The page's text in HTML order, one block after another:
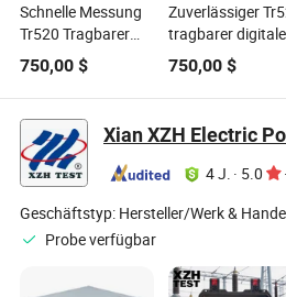
Schnelle Messung
Tr520 Tragbarer
digitaler
Rauheitsmesser für
das
Übertragungssystem
750,00 $
Zuverlässiger
tragbarer
Rauheitsprüfer für
das
750,00$
4 J. · 5.0 ·
Geschäftstyp: Hersteller/Werk &
Probe verfügbar